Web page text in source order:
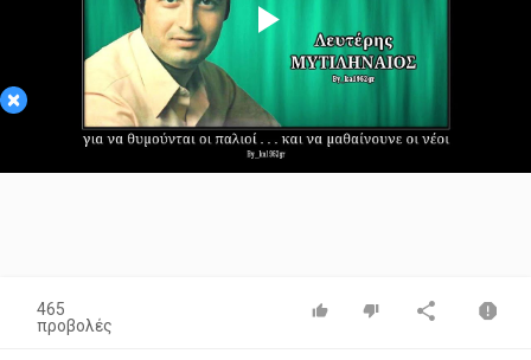
×
Play
Video
465
προβολές